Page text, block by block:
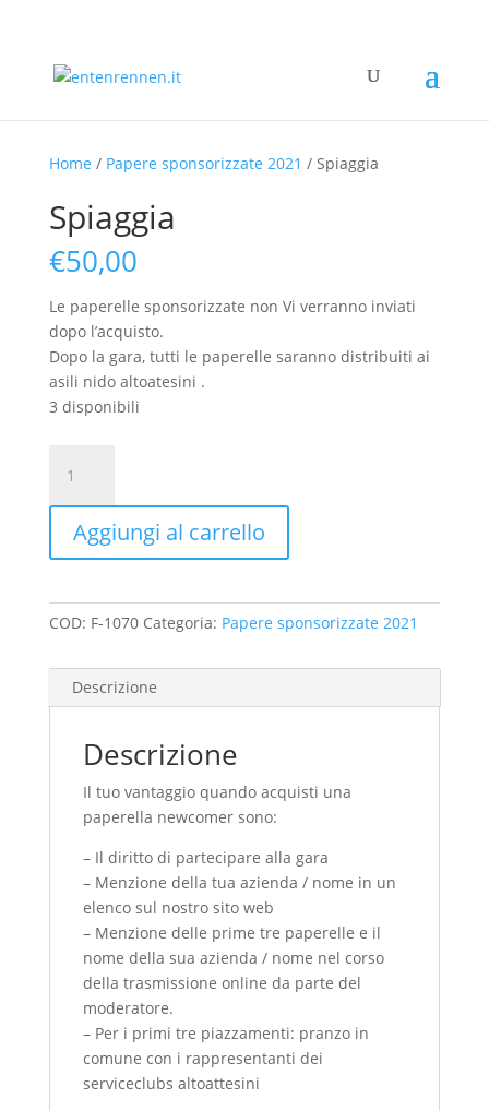
Home / Papere sponsorizzate 2021 / Spiaggia
Spiaggia
€50,00
Le paperelle sponsorizzate non Vi verranno inviati
dopo l’acquisto.
Dopo la gara, tutti le paperelle saranno distribuiti ai
asili nido altoatesini .
3 disponibili
quantità
Aggiungi al carrello
COD: F-1070 Categoria: Papere sponsorizzate 2021
Descrizione
Descrizione
Il tuo vantaggio quando acquisti una
paperella newcomer sono:
– Il diritto di partecipare alla gara
– Menzione della tua azienda / nome in un
elenco sul nostro sito web
– Menzione delle prime tre paperelle e il
nome della sua azienda / nome nel corso
della trasmissione online da parte del
moderatore.
– Per i primi tre piazzamenti: pranzo in
comune con i rappresentanti dei
serviceclubs altoattesini